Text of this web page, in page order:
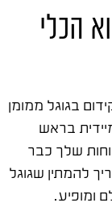
הכלי
בגוגל ממומן
בראש
שלך כבר
להמתין שגוגל
ומופיע.